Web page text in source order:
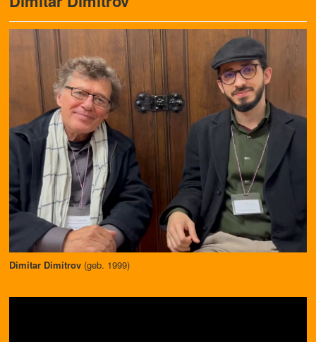
Dimitar Dimitrov (geb. 1999)